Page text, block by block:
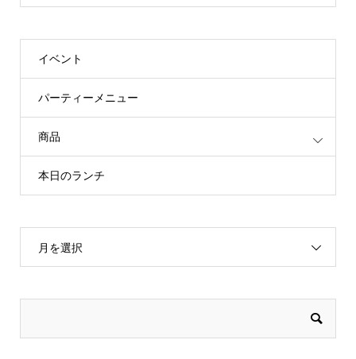
イベント
パーティーメニュー
商品
本日のランチ
月を選択